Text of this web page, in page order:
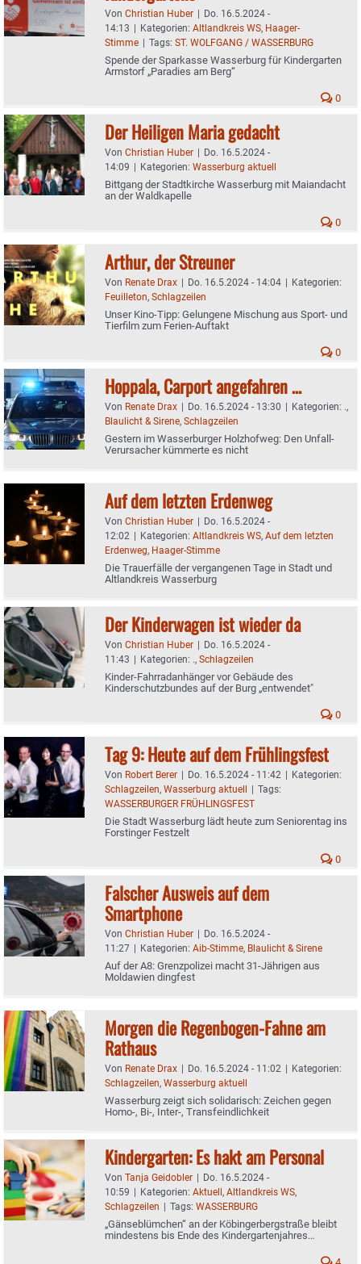
Von Christian Huber | Do. 16.5.2024 -
14:13 | Kategorien: Altlandkreis WS, Haager-
Stimme | Tags: ST. WOLFGANG / WASSERBURG
Spende der Sparkasse Wasserburg für Kindergarten
Armstorf „Paradies am Berg“
0
Der Heiligen Maria gedacht
Von Christian Huber | Do. 16.5.2024 -
14:09 | Kategorien: Wasserburg aktuell
Bittgang der Stadtkirche Wasserburg mit Maiandacht
an der Waldkapelle
0
Arthur, der Streuner
Von Renate Drax | Do. 16.5.2024 - 14:04 | Kategorien:
Feuilleton, Schlagzeilen
Unser Kino-Tipp: Gelungene Mischung aus Sport- und
Tierfilm zum Ferien-Auftakt
0
Hoppala, Carport angefahren …
Von Renate Drax | Do. 16.5.2024 - 13:30 | Kategorien: .,
Blaulicht & Sirene, Schlagzeilen
Gestern im Wasserburger Holzhofweg: Den Unfall-
Verursacher kümmerte es nicht
Auf dem letzten Erdenweg
Von Christian Huber | Do. 16.5.2024 -
12:02 | Kategorien: Altlandkreis WS, Auf dem letzten
Erdenweg, Haager-Stimme
Die Trauerfälle der vergangenen Tage in Stadt und
Altlandkreis Wasserburg
Der Kinderwagen ist wieder da
Von Christian Huber | Do. 16.5.2024 -
11:43 | Kategorien: ., Schlagzeilen
Kinder-Fahrradanhänger vor Gebäude des
Kinderschutzbundes auf der Burg „entwendet"
0
Tag 9: Heute auf dem Frühlingsfest
Von Robert Berer | Do. 16.5.2024 - 11:42 | Kategorien:
Schlagzeilen, Wasserburg aktuell | Tags:
WASSERBURGER FRÜHLINGSFEST
Die Stadt Wasserburg lädt heute zum Seniorentag ins
Forstinger Festzelt
0
Falscher Ausweis auf dem
Smartphone
Von Christian Huber | Do. 16.5.2024 -
11:27 | Kategorien: Aib-Stimme, Blaulicht & Sirene
Auf der A8: Grenzpolizei macht 31-Jährigen aus
Moldawien dingfest
Morgen die Regenbogen-Fahne am
Rathaus
Von Renate Drax | Do. 16.5.2024 - 11:02 | Kategorien:
Schlagzeilen, Wasserburg aktuell
Wasserburg zeigt sich solidarisch: Zeichen gegen
Homo-, Bi-, Inter-, Transfeindlichkeit
Kindergarten: Es hakt am Personal
Von Tanja Geidobler | Do. 16.5.2024 -
10:59 | Kategorien: Aktuell, Altlandkreis WS,
Schlagzeilen | Tags: WASSERBURG
„Gänseblümchen“ an der Köbingerbergstraße bleibt
mindestens bis Ende des Kindergartenjahres